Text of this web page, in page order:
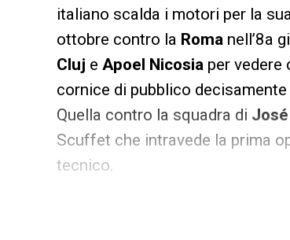
italiano scalda i motori per la
ottobre contro la Roma nell’8a
Cluj e Apoel Nicosia per
cornice di pubblico
Quella contro la squadra di
Scuffet che intravede la prima
tecnico.
LA PLAYLIST DELLE NOSTRE